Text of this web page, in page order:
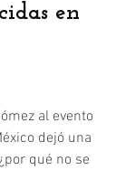
en
al evento
dejó una
qué no se